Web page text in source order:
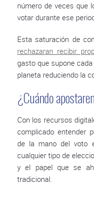
número de veces que
votar durante ese
Esta saturación de
rechazaran recibir
gasto que supone
planeta reduciendo la
¿Cuándo
Con los recursos
complicado entender
de la mano del voto
cualquier tipo de
y el papel que se
tradicional.